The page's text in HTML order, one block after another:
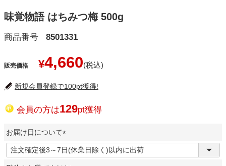
味覚物語 はちみつ梅 500g
商品番号 8501331
販売価格 ¥4,660
新規会員登録で100pt獲得!
会員の方は129pt獲得
お届け日について
(
必